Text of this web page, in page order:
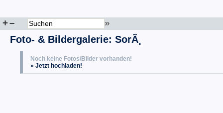
+– »
Foto- & Bildergalerie: SorÃ¸
Noch keine Fotos/Bilder vorhanden!
» Jetzt hochladen!